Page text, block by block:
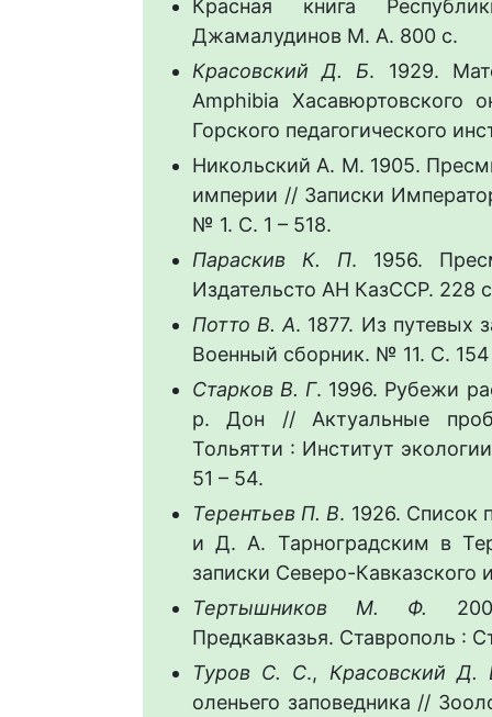
Красная книга
Джамалудинов М. А. 800 с.
Красовский Д. Б. 1929.
Amphibia Хасавюртовского
Горского педагогического
Никольский А. М. 1905.
империи // Записки
№ 1. С. 1 – 518.
Параскив К. П. 1956.
Издательсто АН КазССР. 228
Потто В. А. 1877. Из путевых
Военный сборник. № 11. С. 154
Старков В. Г. 1996. Рубежи
р. Дон // Актуальные
Тольятти : Институт
51 – 54.
Терентьев П. В. 1926.
и Д. А. Тарноградским в
записки Северо-Кавказского
Тертышников М. Ф.
Предкавказья. Ставрополь :
Туров С. С., Красовский Д.
оленьего заповедника //